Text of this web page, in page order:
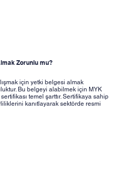
Zorunlu mu?
için yetki belgesi almak
Bu belgeyi alabilmek için MYK
temel şarttır. Sertifikaya sahip
kanıtlayarak sektörde resmi